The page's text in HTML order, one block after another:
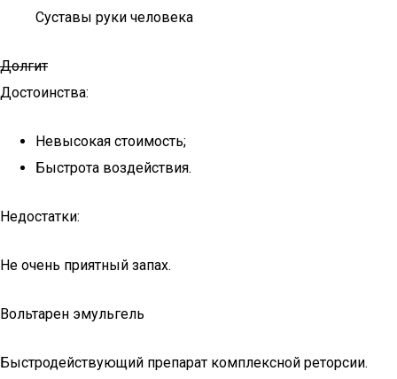
Суставы руки человека
Долгит
Достоинства:
Невысокая стоимость;
Быстрота воздействия.
Недостатки:
Не очень приятный запах.
Вольтарен эмульгель
Быстродействующий препарат комплексной реторсии.